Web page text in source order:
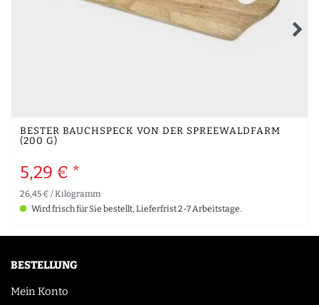
BESTER BAUCHSPECK VON DER SPREEWALDFARM
(200 G)
5,29 € *
26,45 € / Kilogramm
Wird frisch für Sie bestellt, Lieferfrist 2-7 Arbeitstage.
BESTELLUNG
Mein Konto